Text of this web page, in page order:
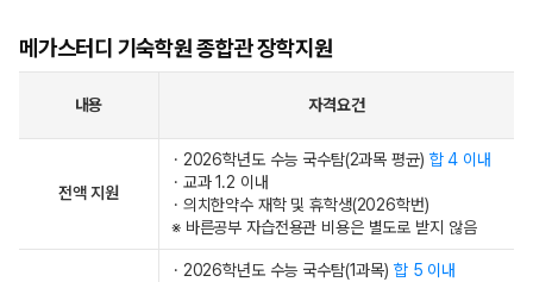
메가스터디 기숙학원 종합관 장학지원
내용 자격요건
전액 지원
· 2026학년도 수능 국수탐(2과목 평균) 합 4 이내
· 교과 1.2 이내
· 의치한약수 재학 및 휴학생(2026학번)
※ 바른공부 자습전용관 비용은 별도로 받지 않음
· 2026학년도 수능 국수탐(1과목) 합 5 이내